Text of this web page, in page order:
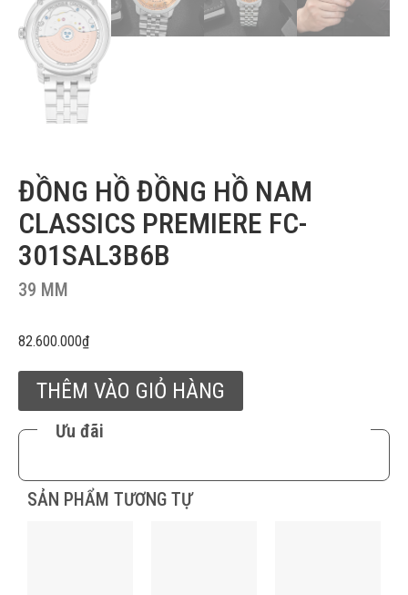
ĐỒNG HỒ ĐỒNG HỒ NAM
CLASSICS PREMIERE FC-
301SAL3B6B
39 MM
82.600.000₫
THÊM VÀO GIỎ HÀNG
Ưu đãi
SẢN PHẨM TƯƠNG TỰ